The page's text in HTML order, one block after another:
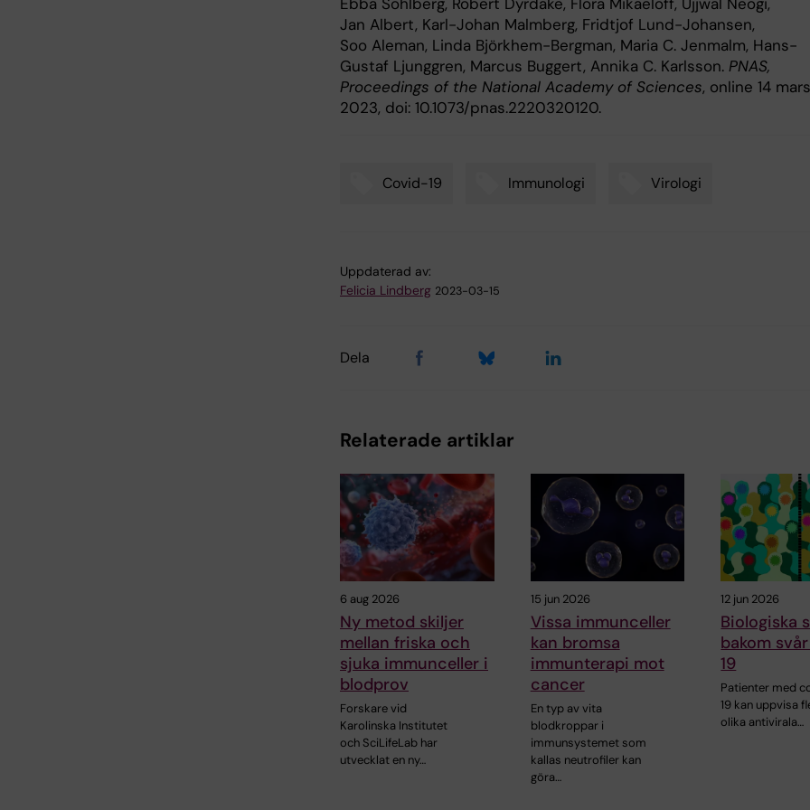
Jan Albert, Karl-Johan Malmberg, Fridtjof Lund-Johansen,
Soo Aleman, Linda Björkhem-Bergman, Maria C. Jenmalm, Hans-
Gustaf Ljunggren, Marcus Buggert, Annika C. Karlsson. PNAS,
Proceedings of the National Academy of Sciences, online 14 mars
2023, doi: 10.1073/pnas.2220320120.
Covid-19 Immunologi Virologi
Uppdaterad av:
Felicia Lindberg 2023-03-15
Dela
Relaterade artiklar
6 aug 2026
Ny metod skiljer
mellan friska och
sjuka immunceller i
blodprov
Forskare vid
Karolinska Institutet
och SciLifeLab har
utvecklat en ny…
15 jun 2026
Vissa immunceller
kan bromsa
immunterapi mot
cancer
En typ av vita
blodkroppar i
immunsystemet som
kallas neutrofiler kan
göra…
12 jun 2026
Biologiska
bakom
19
Patienter med
19 kan uppvisa
olika antivirala…